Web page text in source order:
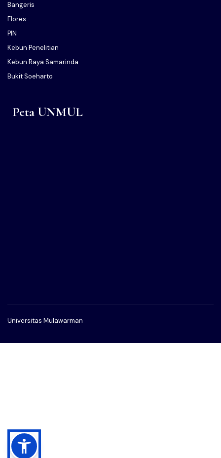
Bangeris
Flores
PIN
Kebun Penelitian
Kebun Raya Samarinda
Bukit Soeharto
Peta UNMUL
Universitas Mulawarman